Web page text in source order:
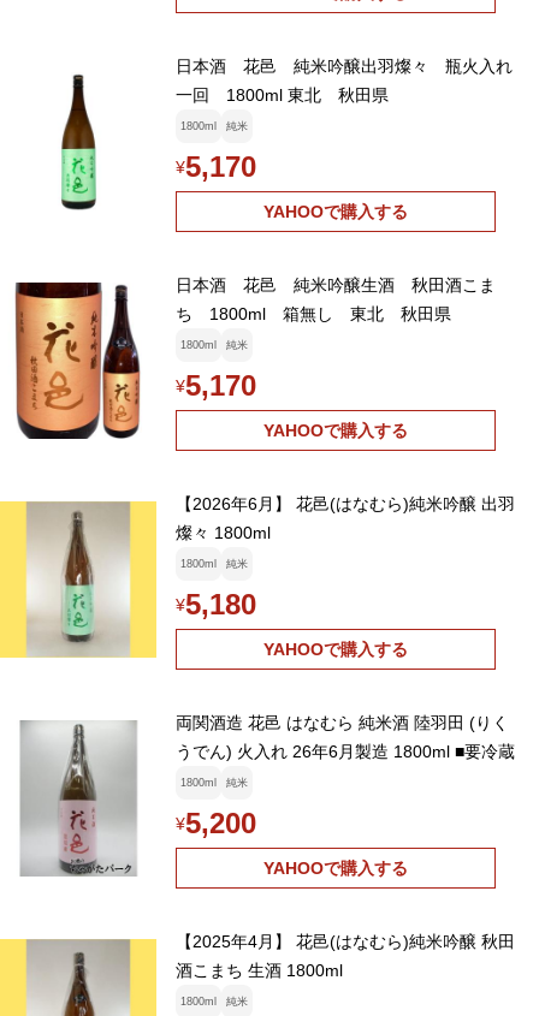
日本酒 花邑 純米吟醸出羽燦々 瓶火入れ
一回 1800ml 東北 秋田県
1800ml 純米
¥5,170
YAHOOで購入する
日本酒 花邑 純米吟醸生酒 秋田酒こま
ち 1800ml 箱無し 東北 秋田県
1800ml 純米
¥5,170
YAHOOで購入する
【2026年6月】 花邑(はなむら)純米吟醸 出羽
燦々 1800ml
1800ml 純米
¥5,180
YAHOOで購入する
両関酒造 花邑 はなむら 純米酒 陸羽田 (りく
うでん) 火入れ 26年6月製造 1800ml ■要冷蔵
1800ml 純米
¥5,200
YAHOOで購入する
【2025年4月】 花邑(はなむら)純米吟醸 秋田
酒こまち 生酒 1800ml
1800ml 純米